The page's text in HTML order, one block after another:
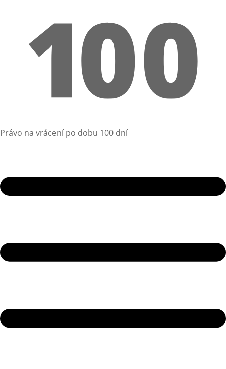
Právo na vrácení po dobu 100 dní